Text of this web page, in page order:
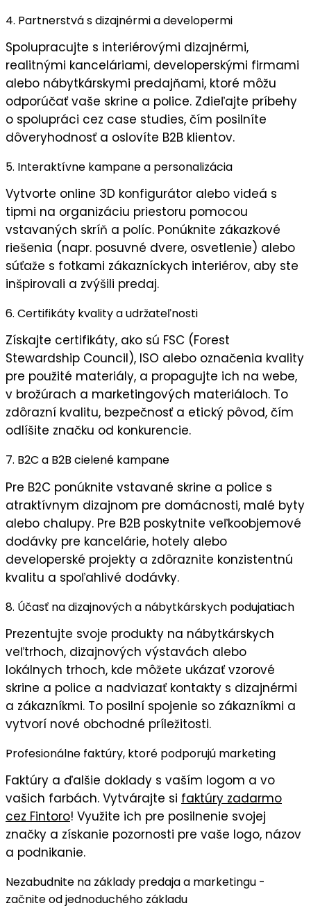
4. Partnerstvá s dizajnérmi a developermi
Spolupracujte s interiérovými dizajnérmi,
realitnými kanceláriami, developerskými firmami
alebo nábytkárskymi predajňami, ktoré môžu
odporúčať vaše skrine a police. Zdieľajte príbehy
o spolupráci cez case studies, čím posilníte
dôveryhodnosťa oslovíte B2B klientov.
5. Interaktívne kampane a personalizácia
Vytvorte online 3D konfigurátor alebo videá s
tipmi na organizáciu priestoru pomocou
vstavaných skríň a políc. Ponúknite zákazkové
riešenia (napr. posuvné dvere, osvetlenie) alebo
súťaže s fotkami zákazníckych interiérov, aby ste
inšpirovali a zvýšili predaj.
6. Certifikáty kvality a udržateľnosti
Získajte certifikáty, ako sú FSC (Forest
Stewardship Council), ISO alebo označenia kvality
pre použité materiály, a propagujte ich na webe,
v brožúrach a marketingových materiáloch. To
zdôrazní kvalitu, bezpečnosťa etický pôvod, čím
odlíšite značku od konkurencie.
7. B2C a B2B cielené kampane
Pre B2C ponúknite vstavané skrine a police s
atraktívnym dizajnom pre domácnosti, malé byty
alebo chalupy. Pre B2B poskytnite veľkoobjemové
dodávky pre kancelárie, hotely alebo
developerské projekty a zdôraznite konzistentnú
kvalitu a spoľahlivé dodávky.
8. Účasť na dizajnových a nábytkárskych podujatiach
Prezentujte svoje produkty na nábytkárskych
veľtrhoch, dizajnových výstavách alebo
lokálnych trhoch, kde môžete ukázaťvzorové
skrine a police a nadviazať kontakty s dizajnérmi
a zákazníkmi. To posilní spojenie so zákazníkmi a
vytvorí nové obchodné príležitosti.
Profesionálne faktúry, ktoré podporujú marketing
Faktúry a ďalšie doklady s vaším logom a vo
vašich farbách. Vytvárajte si faktúry zadarmo
cez Fintoro! Využite ich pre posilnenie svojej
značky a získanie pozornosti pre vaše logo, názov
a podnikanie.
Nezabudnite na základy predaja a marketingu -
začnite od jednoduchého základu